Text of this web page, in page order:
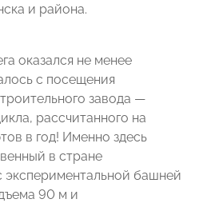
и района.
оказался не менее
с посещения
завода —
рассчитанного на
в год! Именно здесь
в стране
экспериментальной башней
90 м и